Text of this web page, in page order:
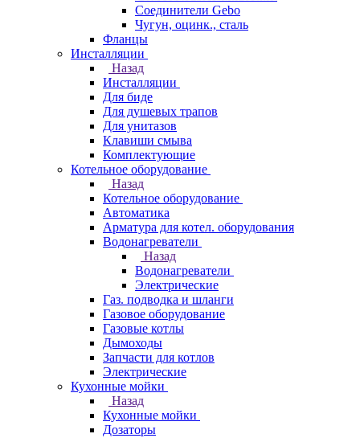
Соединители Gebo
Чугун, оцинк., сталь
Фланцы
Инсталляции
Назад
Инсталляции
Для биде
Для душевых трапов
Для унитазов
Клавиши смыва
Комплектующие
Котельное оборудование
Назад
Котельное оборудование
Автоматика
Арматура для котел. оборудования
Водонагреватели
Назад
Водонагреватели
Электрические
Газ. подводка и шланги
Газовое оборудование
Газовые котлы
Дымоходы
Запчасти для котлов
Электрические
Кухонные мойки
Назад
Кухонные мойки
Дозаторы